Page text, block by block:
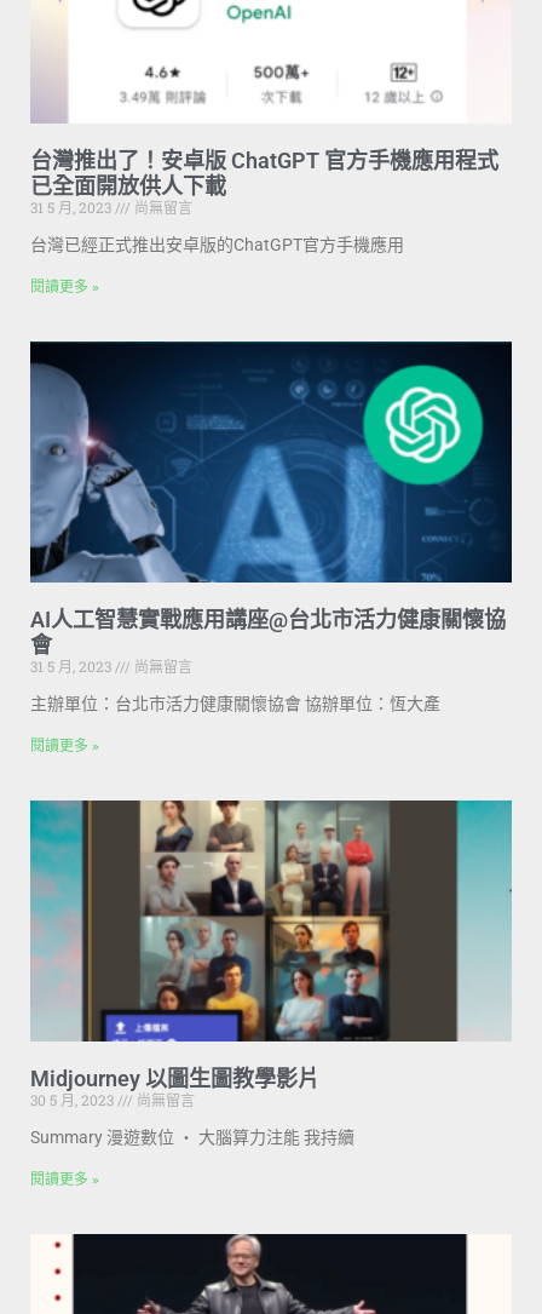
台灣推出了！安卓版 ChatGPT 官方手機應用程式
已全面開放供人下載
31 5 月, 2023
尚無留言
台灣已經正式推出安卓版的ChatGPT官方手機應用
閱讀更多 »
AI人工智慧實戰應用講座@台北市活力健康關懷協
會
31 5 月, 2023
尚無留言
主辦單位：台北市活力健康關懷協會 協辦單位：恆大產
閱讀更多 »
Midjourney 以圖生圖教學影片
30 5 月, 2023
尚無留言
Summary 漫遊數位 ‧ 大腦算力注能 我持續
閱讀更多 »